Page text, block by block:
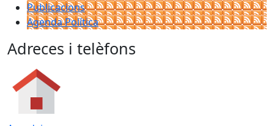
Publicacions
Agenda Política
Adreces i telèfons